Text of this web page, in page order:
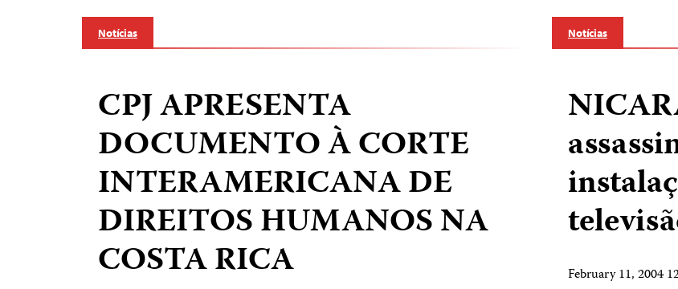
Notícias
CPJ APRESENTA
DOCUMENTO À CORTE
INTERAMERICANA DE
DIREITOS HUMANOS NA
COSTA RICA
Notícias
February 11, 2004